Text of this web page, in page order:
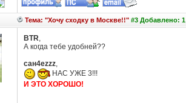
Тема: "Хочу сходку в Москве!!"#3 Добавлено: 1
BTR,
А когда тебе удобней??
сан4еzzz,
НАС УЖЕ 3!!!
И ЭТО ХОРОШО!